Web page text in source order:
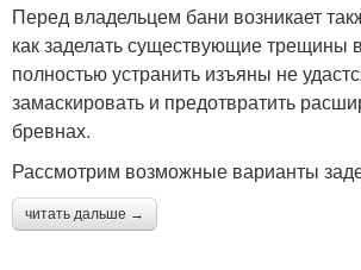
Перед владельцем бани возникает
как заделать существующие трещины
полностью устранить изъяны не
замаскировать и предотвратить
бревнах.
Рассмотрим возможные варианты
читать дальше →